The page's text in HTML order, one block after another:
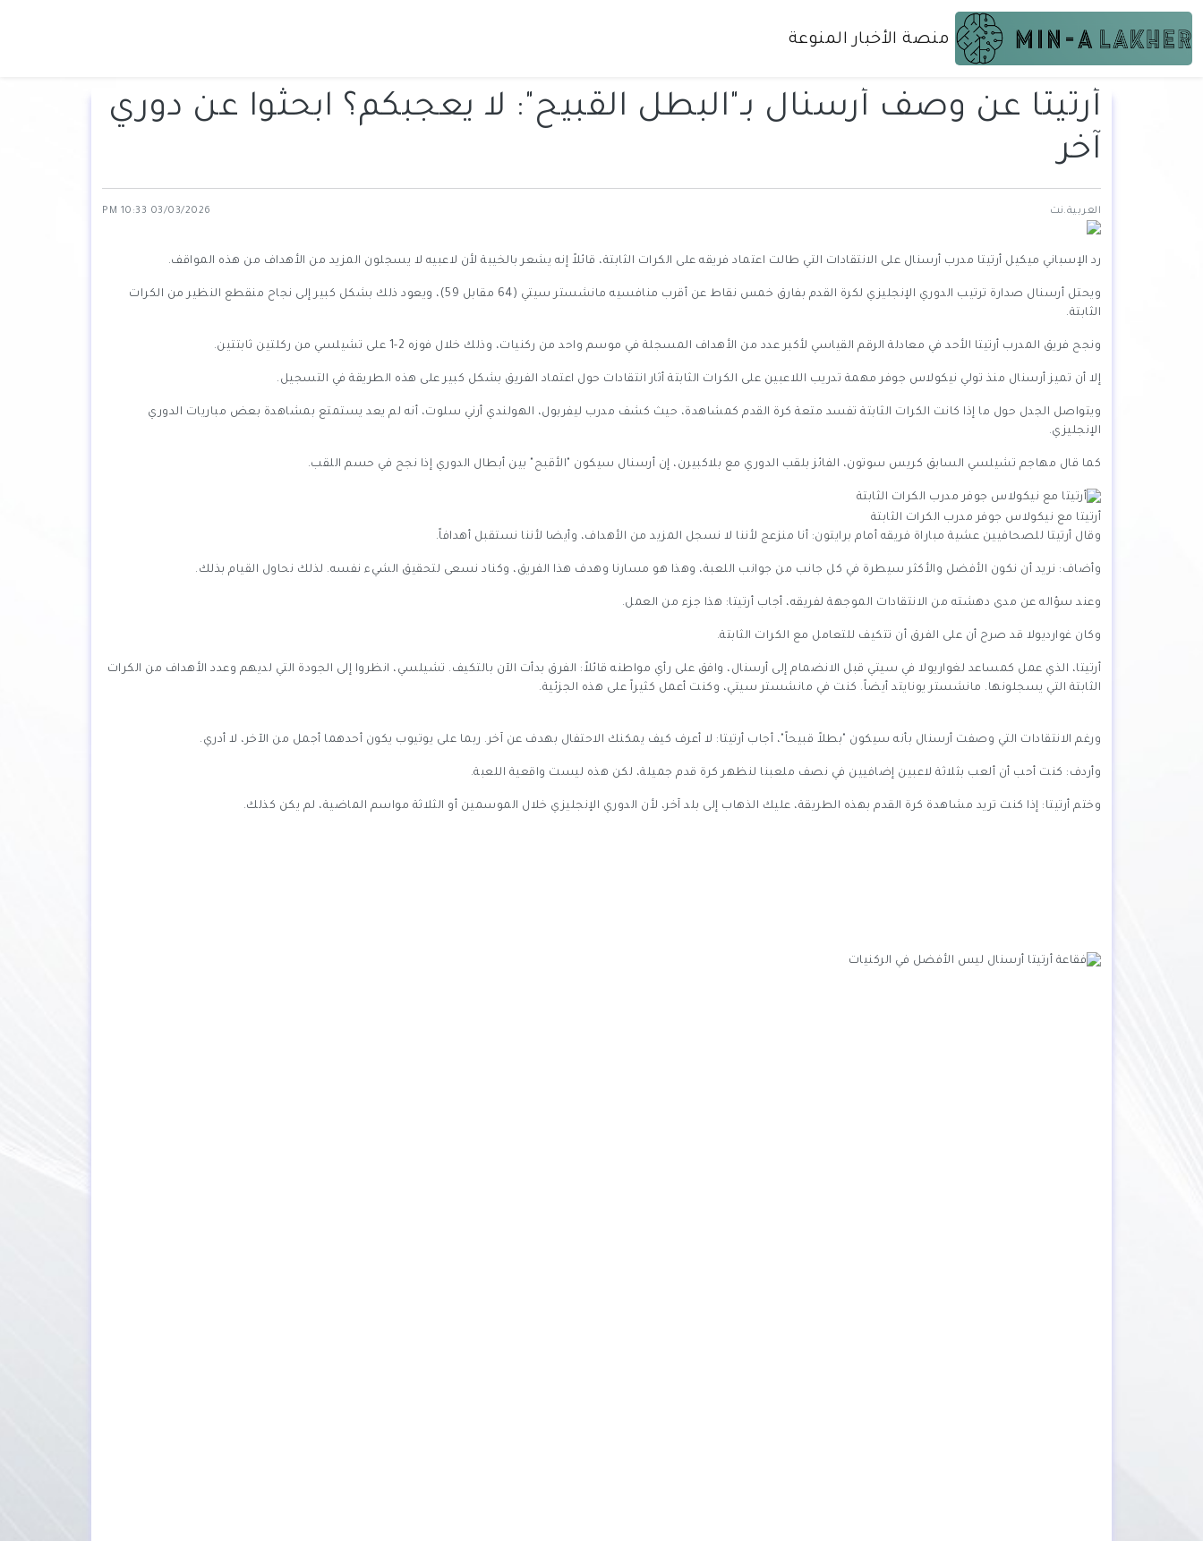
منصة الأخبار المنوعة
أرتيتا عن وصف أرسنال بـ"البطل القبيح": لا يعجبكم؟ ابحثوا عن دوري
آخر
العربية.نت 03/03/2026 10:33 PM
رد الإسباني ميكيل أرتيتا مدرب أرسنال على الانتقادات التي طالت اعتماد فريقه على الكرات الثابتة، قائلاً إنه يشعر بالخيبة لأن لاعبيه لا يسجلون المزيد من الأهداف من هذه المواقف.
ويحتل أرسنال صدارة ترتيب الدوري الإنجليزي لكرة القدم بفارق خمس نقاط عن أقرب منافسيه مانشستر سيتي (64 مقابل 59)، ويعود ذلك بشكل كبير إلى نجاح منقطع النظير من الكرات
الثابتة.
ونجح فريق المدرب أرتيتا الأحد في معادلة الرقم القياسي لأكبر عدد من الأهداف المسجلة في موسم واحد من ركنيات، وذلك خلال فوزه 2-1 على تشيلسي من ركلتين ثابتتين.
إلا أن تميز أرسنال منذ تولي نيكولاس جوفر مهمة تدريب اللاعبين على الكرات الثابتة أثار انتقادات حول اعتماد الفريق بشكل كبير على هذه الطريقة في التسجيل.
ويتواصل الجدل حول ما إذا كانت الكرات الثابتة تفسد متعة كرة القدم كمشاهدة، حيث كشف مدرب ليفربول، الهولندي أرني سلوت، أنه لم يعد يستمتع بمشاهدة بعض مباريات الدوري
الإنجليزي.
كما قال مهاجم تشيلسي السابق كريس سوتون، الفائز بلقب الدوري مع بلاكبيرن، إن أرسنال سيكون "الأقبح" بين أبطال الدوري إذا نجح في حسم اللقب.
أرتيتا مع نيكولاس جوفر مدرب الكرات الثابتة
وقال أرتيتا للصحافيين عشية مباراة فريقه أمام برايتون: أنا منزعج لأننا لا نسجل المزيد من الأهداف، وأيضا لأننا نستقبل أهدافاً.
وأضاف: نريد أن نكون الأفضل والأكثر سيطرة في كل جانب من جوانب اللعبة، وهذا هو مسارنا وهدف هذا الفريق، وكناد نسعى لتحقيق الشيء نفسه. لذلك نحاول القيام بذلك.
وعند سؤاله عن مدى دهشته من الانتقادات الموجهة لفريقه، أجاب أرتيتا: هذا جزء من العمل.
وكان غوارديولا قد صرح أن على الفرق أن تتكيف للتعامل مع الكرات الثابتة.
أرتيتا، الذي عمل كمساعد لغواريولا في سيتي قبل الانضمام إلى أرسنال، وافق على رأي مواطنه قائلاً: الفرق بدأت الآن بالتكيف. تشيلسي، انظروا إلى الجودة التي لديهم وعدد الأهداف من الكرات
الثابتة التي يسجلونها. مانشستر يونايتد أيضاً. كنت في مانشستر سيتي، وكنت أعمل كثيراً على هذه الجزئية.
ورغم الانتقادات التي وصفت أرسنال بأنه سيكون "بطلاً قبيحاً"، أجاب أرتيتا: لا أعرف كيف يمكنك الاحتفال بهدف عن آخر. ربما على يوتيوب يكون أحدهما أجمل من الآخر، لا أدري.
وأردف: كنت أحب أن ألعب بثلاثة لاعبين إضافيين في نصف ملعبنا لنظهر كرة قدم جميلة، لكن هذه ليست واقعية اللعبة.
وختم أرتيتا: إذا كنت تريد مشاهدة كرة القدم بهذه الطريقة، عليك الذهاب إلى بلد آخر، لأن الدوري الإنجليزي خلال الموسمين أو الثلاثة مواسم الماضية، لم يكن كذلك.